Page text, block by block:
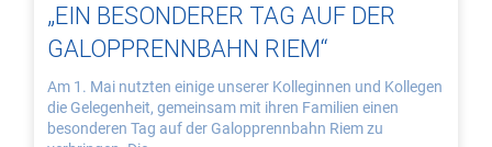
„EIN BESONDERER TAG AUF DER
GALOPPRENNBAHN RIEM“
Am 1. Mai nutzten einige unserer Kolleginnen und Kollegen
die Gelegenheit, gemeinsam mit ihren Familien einen
besonderen Tag auf der Galopprennbahn Riem zu